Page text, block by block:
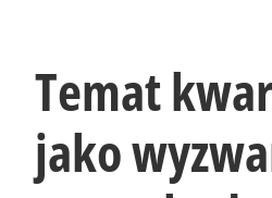
t
a
b
Temat
jako